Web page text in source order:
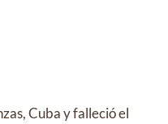
Cubayfalleció el